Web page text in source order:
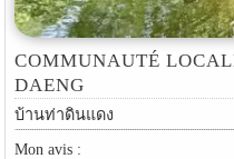
COMMUNAUTÉ
DAENG
บ้านท่าดินแดง
Mon avis :